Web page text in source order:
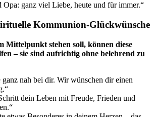
Opa: ganz viel Liebe, heute und für immer.“
Kommunion-Glückwünsche
Mittelpunkt stehen soll, können diese
– sie sind aufrichtig ohne belehrend zu
ganz nah bei dir. Wir wünschen dir einen
dein Leben mit Freude, Frieden und